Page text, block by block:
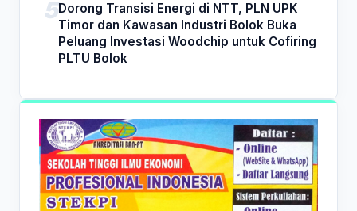
Dorong Transisi Energi di NTT, PLN UPK
Timor dan Kawasan Industri Bolok Buka
Peluang Investasi Woodchip untuk Cofiring
PLTU Bolok